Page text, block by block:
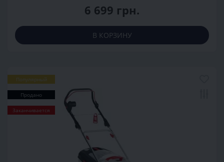
6 699 грн.
В КОРЗИНУ
Популярный
Продано
Заканчивается